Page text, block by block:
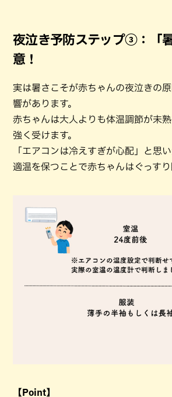
夜泣き予防ステップ③：「
意！
実は暑さこそが赤ちゃんの夜泣きの
響があります。
赤ちゃんは大人よりも体温調節が未
強く受けます。
「エアコンは冷えすぎが心配」と思
適温を保つことで赤ちゃんはぐっすり
【Point】